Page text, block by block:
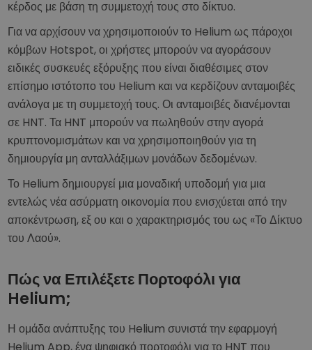
κέρδος με βάση τη συμμετοχή τους στο δίκτυο.
Για να αρχίσουν να χρησιμοποιούν το Helium ως πάροχοι
κόμβων Hotspot, οι χρήστες μπορούν να αγοράσουν
ειδικές συσκευές εξόρυξης που είναι διαθέσιμες στον
επίσημο ιστότοπο του Helium και να κερδίζουν ανταμοιβές
ανάλογα με τη συμμετοχή τους. Οι ανταμοιβές διανέμονται
σε HNT. Τα HNT μπορούν να πωληθούν στην αγορά
κρυπτονομισμάτων και να χρησιμοποιηθούν για τη
δημιουργία μη ανταλλάξιμων μονάδων δεδομένων.
Το Helium δημιουργεί μια μοναδική υποδομή για μια
εντελώς νέα ασύρματη οικονομία που ενισχύεται από την
αποκέντρωση, εξ ου και ο χαρακτηρισμός του ως «Το Δίκτυο
του Λαού».
Πώς να Επιλέξετε Πορτοφόλι για
Helium;
Η ομάδα ανάπτυξης του Helium συνιστά την εφαρμογή